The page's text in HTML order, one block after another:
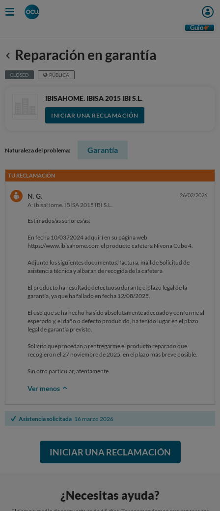
Guio
Anterior
Reparación en garantía
CLOSED PÚBLICA
IBISAHOME. IBISA 2015 IBI S.L.
INICIAR UNA RECLAMACIÓN
Naturaleza del problema: Garantía
TU RECLAMACIÓN
N. G.
A: IbisaHome. IBISA 2015 IBI S.L.
26/02/2026
Estimados/as señores/as:
En fecha 10/0372024 adquirí en su página web
https://www.ibisahome.com el producto cafetera Nivona Cube 4.
Adjunto los siguientes documentos: factura, mail de Solicitud de
asistencia técnica y albaran de recogida de la cafetera
El producto ha resultado defectuoso durante el plazo legal de la
garantía, ya que ha fallado en fecha 12/08/2025.
El uso que se ha hecho ha sido absolutamente adecuado y conforme al
esperado y, el daño o defecto producido, ha tenido lugar en el plazo
legal de garantía previsto.
Solicito que procedan a rentregarme el producto reparado que
recogieron el 27 noviembre de 2025, en el plazo más breve posible.
Sin otro particular, atentamente.
Ver menos
Asistencia solicitada 16 marzo 2026
INICIAR UNA RECLAMACIÓN
¿Necesitas ayuda?